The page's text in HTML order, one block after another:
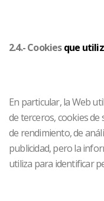
2.4.- Cookiesque
En particular, la Web
de terceros, cookies
de rendimiento, de
publicidad, pero la
utiliza para identificar